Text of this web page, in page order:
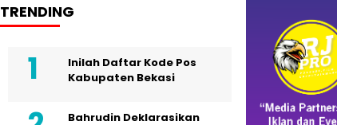
TRENDING
Inilah Daftar Kode Pos
Kabupaten Bekasi
Bahrudin Deklarasikan